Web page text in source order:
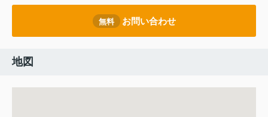
無料 お問い合わせ
地図